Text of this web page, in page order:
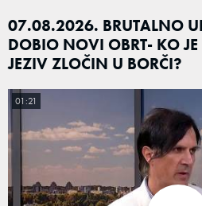
07.08.2026. BRUTALNO
DOBIO NOVI OBRT- KO
JEZIV ZLOČIN U BORČI?
01:21